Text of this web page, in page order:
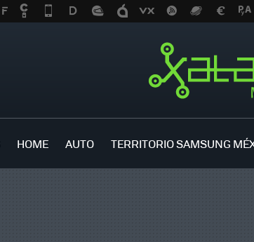
HOME AUTO TERRITORIO SAMSUNG